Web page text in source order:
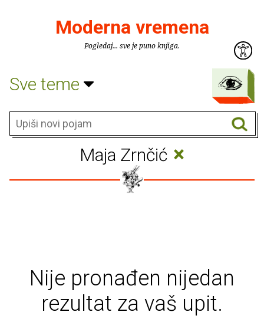
Moderna vremena
Pogledaj... sve je puno knjiga.
Sve teme
Maja Zrnčić ×
Nije pronađen nijedan
rezultat za vaš upit.